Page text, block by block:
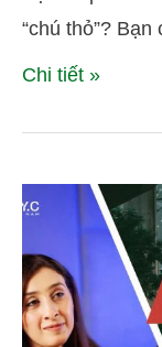
“chú thỏ”?
Chi tiết »